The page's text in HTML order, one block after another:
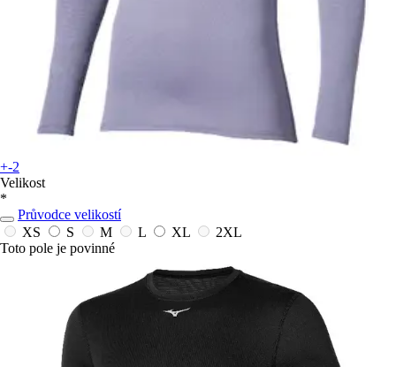
+-2
Velikost
*
Průvodce velikostí
XS
S M L XL
2XL
Toto pole je povinné